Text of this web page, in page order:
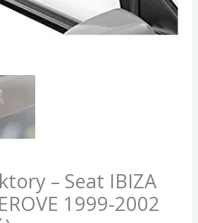
– Seat IBIZA
2002